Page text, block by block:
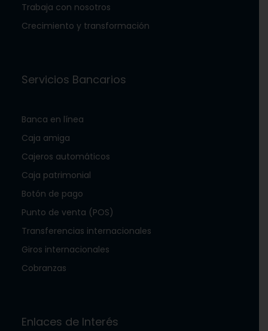
Trabaja con nosotros
Crecimiento y transformación
Servicios Bancarios
Banca en línea
Caja amiga
Cajeros automáticos
Caja patrimonial
Botón de pago
Punto de venta (POS)
Transferencias internacionales
Giros internacionales
Cobranzas
Enlaces de Interés